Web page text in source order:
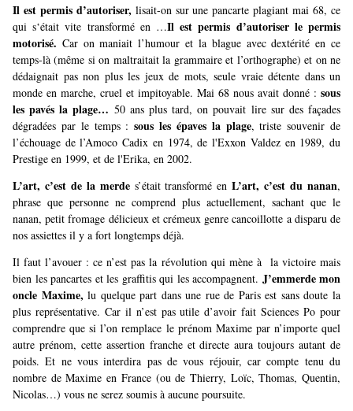
Il est permis d’autoriser, lisait-on sur une pancarte plagiant mai 68, ce
qui s‘était vite transformé en …Il est permis d’autoriser le permis
motorisé. Car on maniait l’humour et la blague avec dextérité en ce
temps-là (même si on maltraitait la grammaire et l’orthographe) et on ne
dédaignait pas non plus les jeux de mots, seule vraie détente dans un
monde en marche, cruel et impitoyable. Mai 68 nous avait donné : sous
les pavés la plage… 50 ans plus tard, on pouvait lire sur des façades
dégradées par le temps :sous les épaves la plage, triste souvenir de
l’échouage de l’Amoco Cadix en 1974,de l'Exxon Valdez en 1989, du
Prestige en 1999, et de l'Erika, en 2002.
L’art, c’est de la merdes’était transformé enL’art, c’est du nanan,
phrase que personne ne comprend plus actuellement, sachant que le
nanan, petit fromage délicieux et crémeux genre cancoillotte a disparu de
nos assiettes il y a fort longtemps déjà.
Il faut l’avouer : ce n’est pas la révolution qui mène à la victoire mais
bien les pancartes et les graffitis qui les accompagnent. J’emmerde mon
oncle Maxime,lu quelque part dans une rue de Paris est sans doute la
plus représentative. Car il n’est pas utile d’avoir fait Sciences Po pour
comprendre que si l’on remplace le prénom Maxime par n’importe quel
autre prénom, cette assertion franche et directe aura toujours autant de
poids. Et ne vous interdira pas de vous réjouir, car compte tenu du
nombre de Maxime en France (ou de Thierry, Loïc, Thomas, Quentin,
Nicolas…) vous ne serez soumis à aucune poursuite.